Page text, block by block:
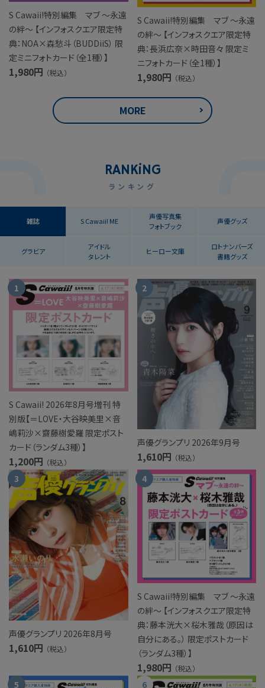
S Cawaii!特別編集 マブ ～永遠
の絆～ 【インフォスクエア限定特
典：NOA×森愁斗（BUDDiiS） 限
定ミニフォトカード（全1種）】
1,980円 （税込）
S Cawaii!特別編集 マブ ～永遠
の絆～ 【インフォスクエア限定特
典：長浜広奈×時田音々 限定ミ
ニフォトカード（全1種）】
1,980円 （税込）
MORE
RANKiNG
ランキング
雑誌 S Cawaii! ME
声優写真集
フォトブック
声優グッズ
グラビア
アイドル
タレント
ヒーロー文庫
ロトナンバーズ
書籍グッズ
S Cawaii! 2026年8月号増刊 特
別版【＝LOVE・大谷映美里×音
嶋莉沙×齋藤樹愛羅 限定ポスト
カード（ランダム3種）】
1,200円 （税込）
声優グランプリ 2026年9月号
1,610円 （税込）
声優グランプリ 2026年8月号
1,610円 （税込）
S Cawaii!特別編集 マブ ～永遠
の絆～ 【インフォスクエア限定特
典：藤本洸大×桜木雅哉（原因は
自分にある。） 限定ポストカード
（ランダム3種）】
1,980円 （税込）